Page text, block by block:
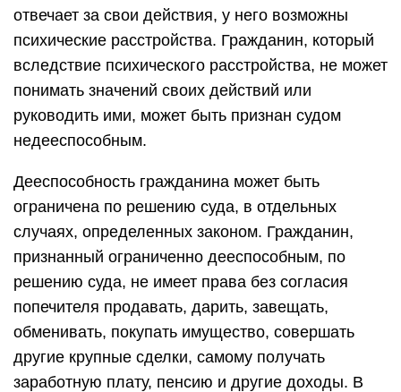
отвечает за свои действия, у него возможны
психические расстройства. Гражданин, который
вследствие психического расстройства, не может
понимать значений своих действий или
руководить ими, может быть признан судом
недееспособным.
Дееспособность гражданина может быть
ограничена по решению суда, в отдельных
случаях, определенных законом. Гражданин,
признанный ограниченно дееспособным, по
решению суда, не имеет права без согласия
попечителя продавать, дарить, завещать,
обменивать, покупать имущество, совершать
другие крупные сделки, самому получать
заработную плату, пенсию и другие доходы. В